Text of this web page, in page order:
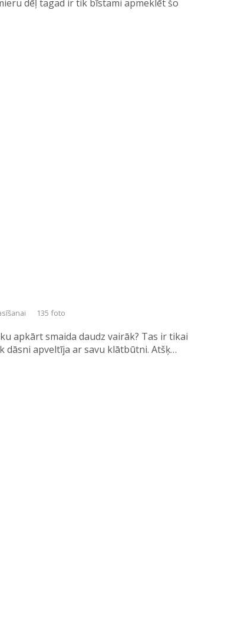
dēļ tagad ir tik bīstami apmeklēt šo
135 foto
apkārt smaida daudz vairāk? Tas ir tikai
dāsni apveltīja ar savu klātbūtni. Atšķ…